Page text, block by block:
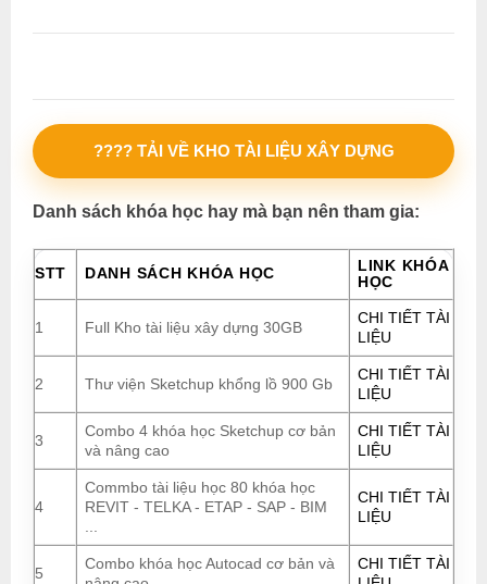
???? TẢI VỀ KHO TÀI LIỆU XÂY DỰNG
Danh sách khóa học hay mà bạn nên tham gia:
STT DANH SÁCH KHÓA HỌC
LINK KHÓA
HỌC
1 Full Kho tài liệu xây dựng 30GB
CHI TIẾT TÀI
LIỆU
2 Thư viện Sketchup khổng lồ 900 Gb
CHI TIẾT TÀI
LIỆU
3
Combo 4 khóa học Sketchup cơ bản
và nâng cao
CHI TIẾT TÀI
LIỆU
4
Commbo tài liệu học 80 khóa học
REVIT - TELKA - ETAP - SAP - BIM
CHI TIẾT TÀI
LIỆU
5
Combo khóa học Autocad cơ bản và
CHI TIẾT TÀI